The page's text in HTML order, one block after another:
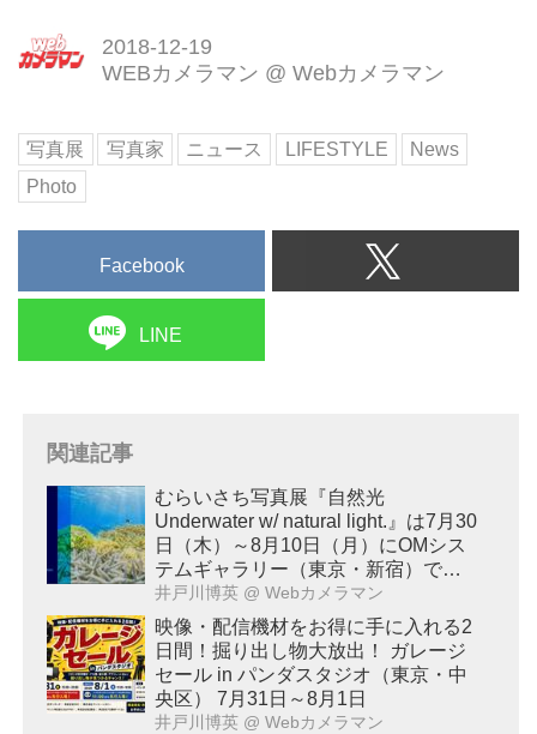
2018-12-19
WEBカメラマン @ Webカメラマン
写真展 写真家 ニュース LIFESTYLE
News
Photo
Facebook
LINE
関連記事
むらいさち写真展『自然光
Underwater w/ natural light.』は7月30
日（木）～8月10日（月）にOMシス
テムギャラリー（東京・新宿）で開
催！
井戸川博英 @ Webカメラマン
映像・配信機材をお得に手に入れる2
日間！掘り出し物大放出！ ガレージ
セール in パンダスタジオ（東京・中
央区） 7月31日～8月1日
井戸川博英 @ Webカメラマン